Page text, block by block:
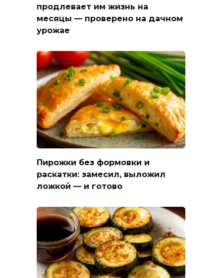
продлевает им жизнь на
месяцы — проверено на дачном
урожае
Пирожки без формовки и
раскатки: замесил, выложил
ложкой — и готово